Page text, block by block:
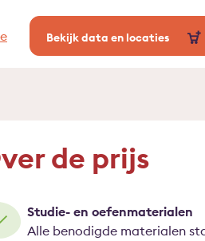
Bekijk data en locaties
de prijs
Studie- en oefenmaterialen
Alle benodigde materialen